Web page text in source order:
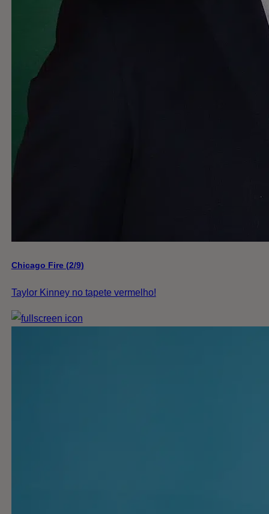
Chicago Fire (2/9)
Taylor Kinney no tapete vermelho!